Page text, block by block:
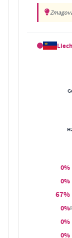
0%
0%
67%
0%
0%
0%